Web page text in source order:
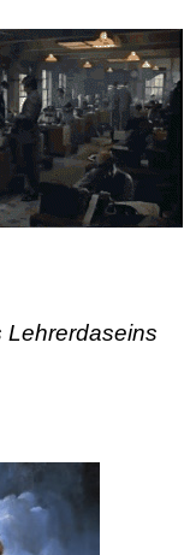
Lehrerdaseins